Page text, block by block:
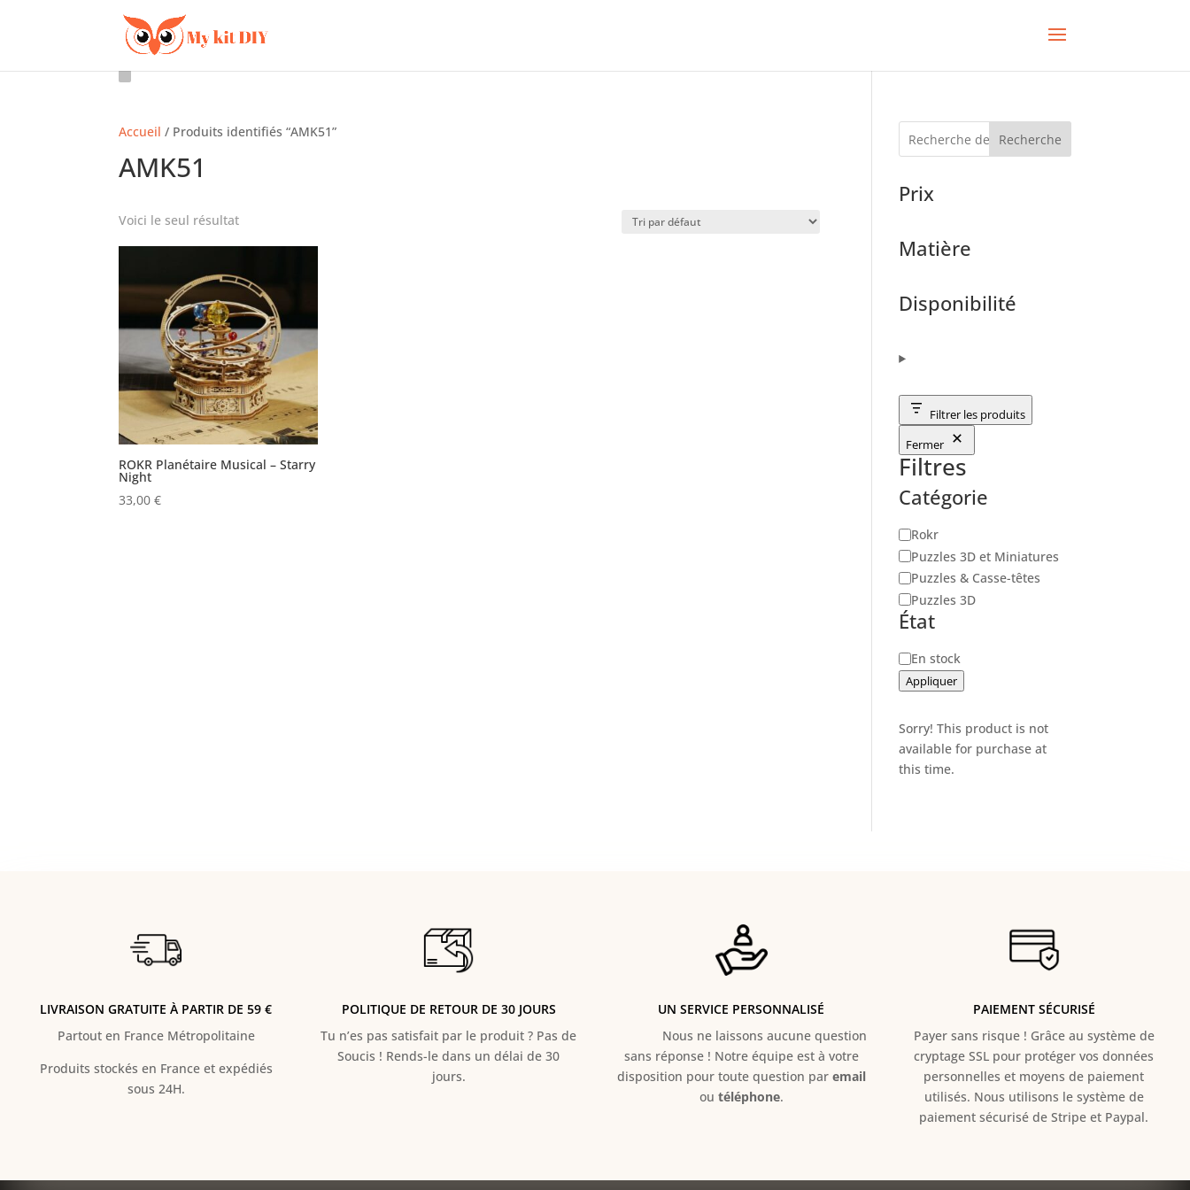
Accueil / Produits identifiés “AMK51”
AMK51
Voici le seul résultat
ROKR Planétaire Musical – Starry
Night
33,00€
Recherche
Prix
Matière
Disponibilité
Filtrer les produits
Fermer
Filtres
Catégorie
Catégorie
Rokr
Puzzles 3D et Miniatures
Puzzles & Casse-têtes
Puzzles 3D
État
Disponibilité
En stock
Appliquer
Sorry! This product is not
available for purchase at
this time.
LIVRAISON GRATUITE À PARTIR DE 59 €
Partout en France Métropolitaine
Produits stockés en France et expédiés
sous 24H.
POLITIQUE DE RETOUR DE 30 JOURS
Tu n’es pas satisfait par le produit ? Pas de
Soucis ! Rends-le dans un délai de 30
jours.
UN SERVICE PERSONNALISÉ
Nous ne laissons aucune question
sans réponse ! Notre équipe est à votre
disposition pour toute question par email
ou téléphone.
PAIEMENT SÉCURISÉ
Payer sans risque ! Grâce au système de
cryptage SSL pour protéger vos données
personnelles et moyens de paiement
utilisés. Nous utilisons le système de
paiement sécurisé de Stripe et Paypal.